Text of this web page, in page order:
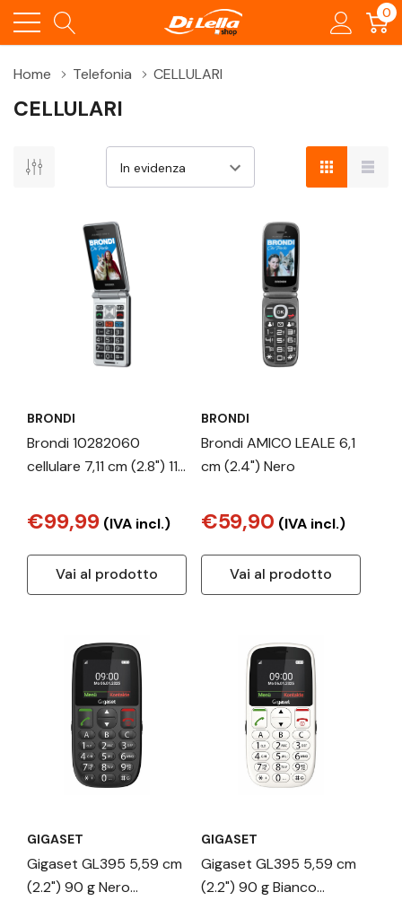
0
Home Telefonia CELLULARI
CELLULARI
BRONDI
Brondi 10282060
cellulare 7,11 cm (2.8") 119
Telefono per anziani
€99,99 (IVA incl.)
Vai al prodotto
BRONDI
Brondi AMICO LEALE 6,1
cm (2.4") Nero
€59,90 (IVA incl.)
Vai al prodotto
GIGASET
Gigaset GL395 5,59 cm
(2.2") 90 g Nero
GIGASET
Gigaset GL395 5,59 cm
(2.2") 90 g Bianco